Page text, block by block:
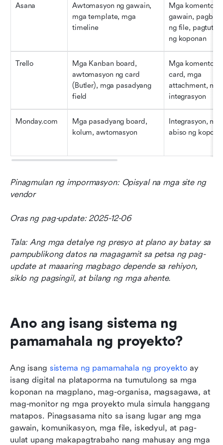
Asana
Awtomasyon ng gawain,
mga template, mga
timeline
Mga komento sa
gawain,
ng file,
ng koponan
Trello
Mga Kanban board,
awtomasyon ng card
(Butler), mga pasadyang
field
Mga komento sa
card, mga
attachment,
integrasyon
Monday.com
Mga pasadyang board,
kolum, awtomasyon
Integrasyon,
abiso ng
Pinagmulan ng impormasyon: Opisyal na mga site ng
vendor
Oras ng pag-update: 2025-12-06
Tala: Ang mga detalye ng presyo at plano ay batay sa
pampublikong datos na magagamit sa petsa ng pag-
update at maaaring magbago depende sa rehiyon,
siklo ng pagsingil, at bilang ng mga ahente.
Ano ang isang sistema ng
pamamahala ng proyekto?
Ang isang sistema ng pamamahala ng proyekto ay
isang digital na plataporma na tumutulong sa mga
koponan na magplano, mag-organisa, magsagawa, at
mag-monitor ng mga proyekto mula simula hanggang
matapos. Pinagsasama nito sa isang lugar ang mga
gawain, komunikasyon, mga file, iskedyul, at pag-
uulat upang makapagtrabaho nang mahusay ang mga